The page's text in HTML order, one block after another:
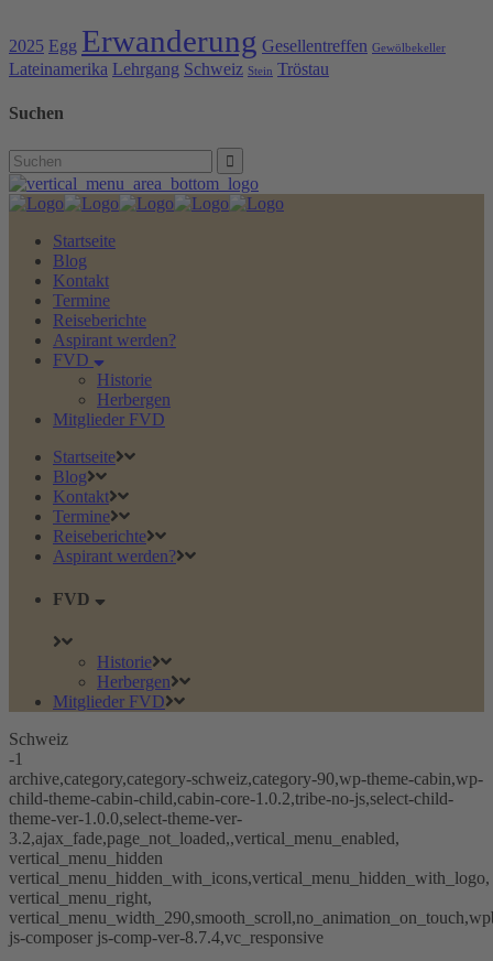
2025 Egg Erwanderung Gesellentreffen Gewölbekeller
Lateinamerika Lehrgang Schweiz Stein Tröstau
Suchen
Search
for:
Startseite
Blog
Kontakt
Termine
Reiseberichte
Aspirant werden?
FVD
Historie
Herbergen
Mitglieder FVD
Startseite
Blog
Kontakt
Termine
Reiseberichte
Aspirant werden?
FVD
Historie
Herbergen
Mitglieder FVD
Schweiz
-1
archive,category,category-schweiz,category-90,wp-theme-cabin,wp-
child-theme-cabin-child,cabin-core-1.0.2,tribe-no-js,select-child-
theme-ver-1.0.0,select-theme-ver-
3.2,ajax_fade,page_not_loaded,,vertical_menu_enabled,
vertical_menu_hidden
vertical_menu_hidden_with_icons,vertical_menu_hidden_with_logo,
vertical_menu_right,
js-composer js-comp-ver-8.7.4,vc_responsive